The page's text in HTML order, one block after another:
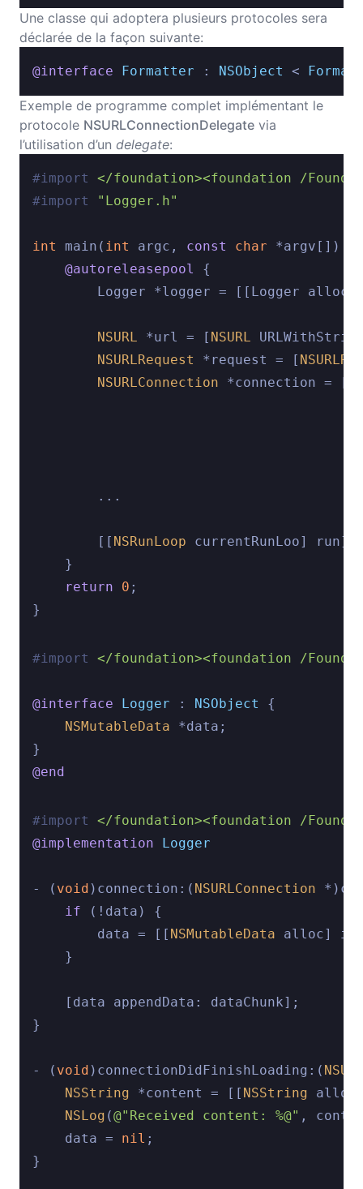
Une classe qui adoptera plusieurs protocoles sera
déclarée de la façon suivante:
@interface Formatter : NSObject <
Exemple de programme complet implémentant le
protocole NSURLConnectionDelegate via
l’utilisation d’un delegate:
#import </foundation><foundation /
#import
"Logger.h"
int main( int argc, const char *argv[]) {
@autoreleasepool
{
Logger *logger = [[Logger alloc]
NSURL *url = [ NSURL
NSURLRequest
*request = [
NSURLConnection *connection = [[
        ...
        [[
NSRunLoop currentRunLoo] run];
    }
return
0 ;
#import </foundation><foundation /
@interface Logger : NSObject
{
NSMutableData *data;
@end
#import </foundation><foundation /
@implementation
Logger
- ( void )connection:( NSURLConnection
if (!data) {
        data = [[
NSMutableData alloc]
    }
    [data appendData: dataChunk];
}
- ( void )connectionDidFinishLoading:(
NSString *content = [[ NSString
NSLog (@"Received content: %@" ,
    data =
nil ;
}